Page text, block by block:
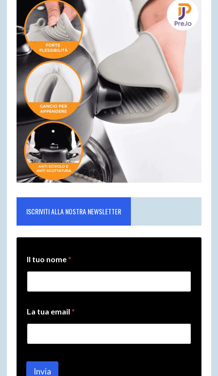
ISCRIVITI ALLA NOSTRA NEWSLETTER
Il tuo nome*
I
l
o
e
La tua email *
Invia